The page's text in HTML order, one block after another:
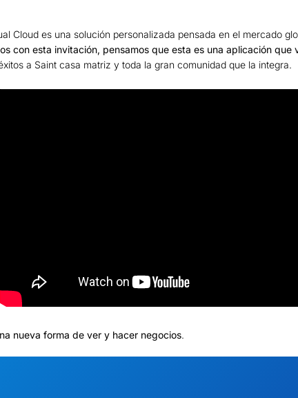
Cloud es una solución personalizada pensada en el mercado
con esta invitación, pensamos que esta es una aplicación
a Saint casa matriz y toda la gran comunidad que la integra.
nueva forma de ver y hacer negocios.